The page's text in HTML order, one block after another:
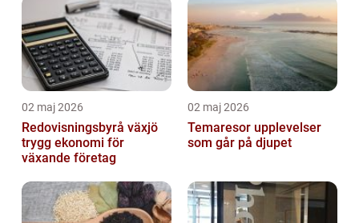
02 maj 2026
Redovisningsbyrå växjö
trygg ekonomi för
växande företag
02 maj 2026
Temaresor upplevelser
som går på djupet